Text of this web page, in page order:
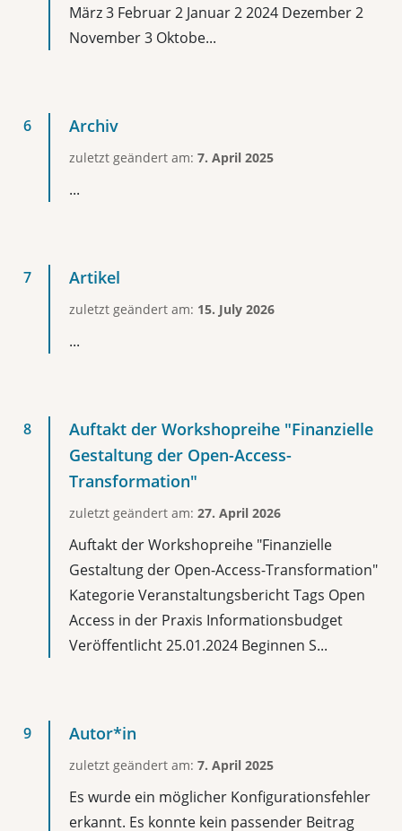
März 3 Februar 2 Januar 2 2024 Dezember 2
November 3 Oktobe...
Archiv
zuletzt geändert am: 7. April 2025
...
Artikel
zuletzt geändert am: 15. July 2026
...
Auftakt der Workshopreihe "Finanzielle
Gestaltung der Open-Access-
Transformation"
zuletzt geändert am: 27. April 2026
Auftakt der Workshopreihe "Finanzielle
Gestaltung der Open-Access-Transformation"
Kategorie Veranstaltungsbericht Tags Open
Access in der Praxis Informationsbudget
Veröffentlicht 25.01.2024 Beginnen S...
Autor*in
zuletzt geändert am: 7. April 2025
Es wurde ein möglicher Konfigurationsfehler
erkannt. Es konnte kein passender Beitrag